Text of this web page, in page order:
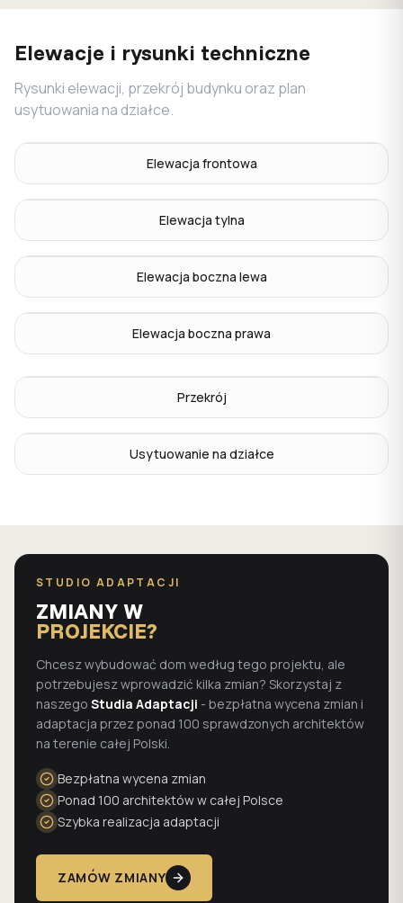
Elewacje i rysunki techniczne
Rysunki elewacji, przekrój budynku oraz plan
usytuowania na działce.
Elewacja frontowa
Elewacja tylna
Elewacja boczna lewa
Elewacja boczna prawa
Przekrój
Usytuowanie na działce
STUDIO ADAPTACJI
ZMIANY W
PROJEKCIE?
Chcesz wybudować dom według tego projektu, ale
potrzebujesz wprowadzić kilka zmian? Skorzystaj z
naszego Studia Adaptacji - bezpłatna wycena zmian i
adaptacja przez ponad 100 sprawdzonych architektów
na terenie całej Polski.
Bezpłatna wycena zmian
Ponad 100 architektów w całej Polsce
Szybka realizacja adaptacji
ZAMÓW ZMIANY